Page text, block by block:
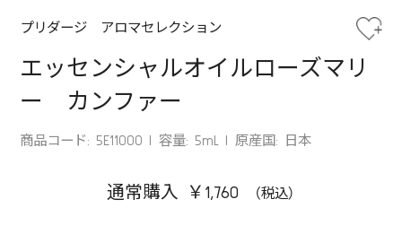
プリダージ アロマセレクション
エッセンシャルオイルローズマリ
ー カンファー
商品コード: 5E11000 容量: 5mL 原産国: 日本
通常購入 ￥1,760